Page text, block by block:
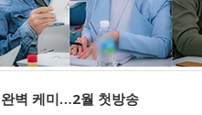
완벽 케미…2월 첫방송